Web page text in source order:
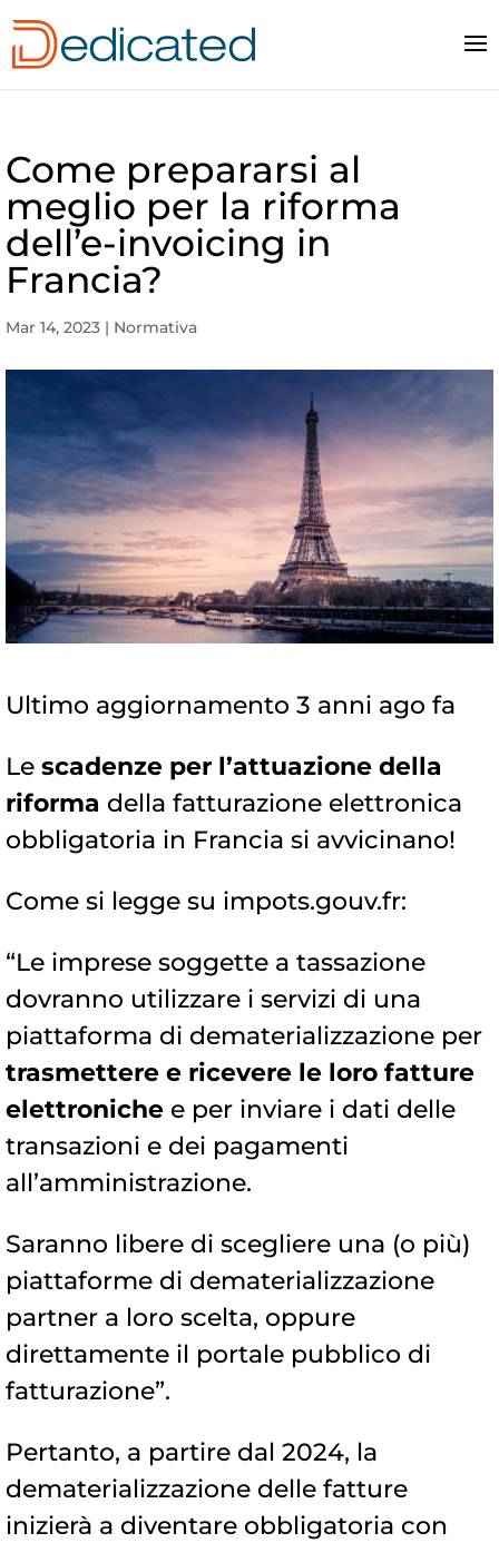
Come prepararsi al
meglio per la riforma
dell’e-invoicing in
Francia?
Mar 14, 2023 | Normativa
Ultimo aggiornamento 3 anni ago fa
Le scadenze per l’attuazione della
riforma della fatturazione elettronica
obbligatoria in Francia si avvicinano!
Come si legge su impots.gouv.fr:
“Le imprese soggette a tassazione
dovranno utilizzare i servizi di una
piattaforma di dematerializzazione per
trasmettere e ricevere le loro fatture
elettroniche e per inviare i dati delle
transazioni e dei pagamenti
all’amministrazione.
Saranno libere di scegliere una (o più)
piattaforme di dematerializzazione
partner a loro scelta, oppure
direttamente il portale pubblico di
fatturazione”.
Pertanto, a partire dal 2024, la
dematerializzazione delle fatture
inizierà a diventare obbligatoria con